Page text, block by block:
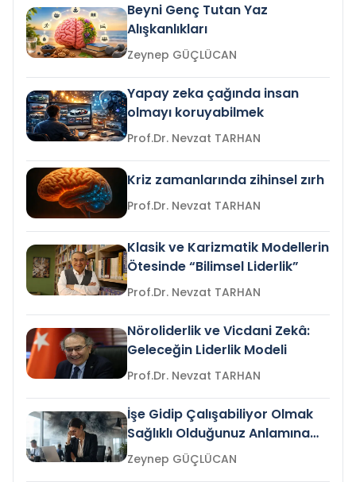
Beyni Genç Tutan Yaz
Alışkanlıkları
Zeynep GÜÇLÜCAN
Yapay zeka çağında insan
olmayı koruyabilmek
Prof.Dr. Nevzat TARHAN
Kriz zamanlarında zihinsel zırh
Prof.Dr. Nevzat TARHAN
Klasik ve Karizmatik Modellerin
Ötesinde “Bilimsel Liderlik”
Prof.Dr. Nevzat TARHAN
Nöroliderlik ve Vicdani Zekâ:
Geleceğin Liderlik Modeli
Prof.Dr. Nevzat TARHAN
İşe Gidip Çalışabiliyor Olmak
Sağlıklı Olduğunuz Anlamına
Gelir mi?Zeynep GÜÇLÜCAN